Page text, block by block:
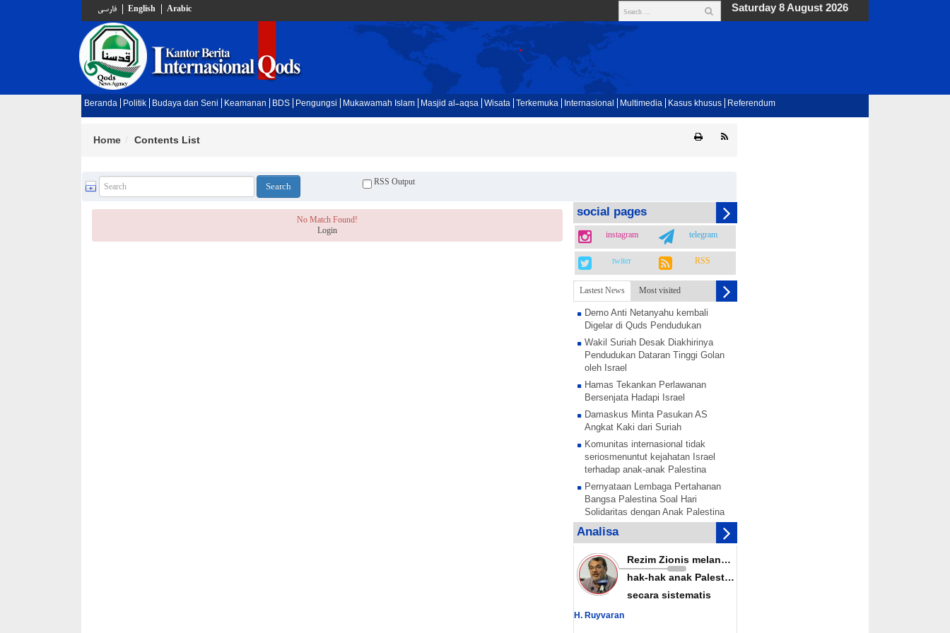
فارسي English Arabic Saturday 8 August 2026
Beranda Politik Budaya dan Seni Keamanan BDS Pengungsi Mukawamah Islam Masjid al-aqsa Wisata Terkemuka Internasional Multimedia Kasus khusus Referendum
Home Contents List
RSS Output
No Match Found!
Login
social pages
instagram telegram
twiter RSS
Lastest News Most visited
Demo Anti Netanyahu kembali
Digelar di Quds Pendudukan
Wakil Suriah Desak Diakhirinya
Pendudukan Dataran Tinggi Golan
oleh Israel
Hamas Tekankan Perlawanan
Bersenjata Hadapi Israel
Damaskus Minta Pasukan AS
Angkat Kaki dari Suriah
Komunitas internasional tidak
seriosmenuntut kejahatan Israel
terhadap anak-anak Palestina
Pernyataan Lembaga Pertahanan
Bangsa Palestina Soal Hari
Solidaritas dengan Anak Palestina
Anak Palestina akan bentuk
tentara pembebasan Palestina
Rezim Zionis melanggar hak-hak
anak Palestina secara terorganisir
Sesi untuk solidaritas dengan
anak-anak Palestina akan
mengelar
Analisa
Rezim Zionis melanggar
hak-hak anak Palestina
secara sistematis
H. Ruyvaran